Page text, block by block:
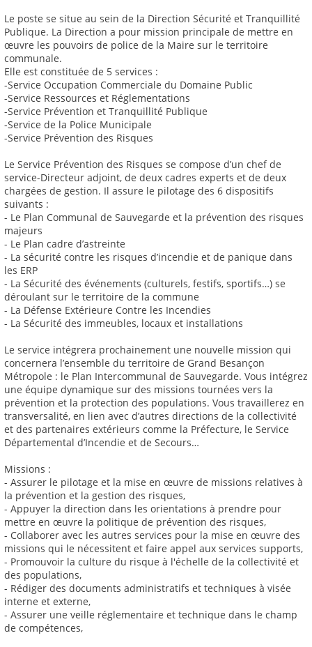
Le poste se situe au sein de la Direction Sécurité et Tranquillité
Publique. La Direction a pour mission principale de mettre en
œuvre les pouvoirs de police de la Maire sur le territoire
communale.
Elle est constituée de 5 services :
-Service Occupation Commerciale du Domaine Public
-Service Ressources et Réglementations
-Service Prévention et Tranquillité Publique
-Service de la Police Municipale
-Service Prévention des Risques
Le Service Prévention des Risques se compose d’un chef de
service-Directeur adjoint, de deux cadres experts et de deux
chargées de gestion. Il assure le pilotage des 6 dispositifs
suivants :
- Le Plan Communal de Sauvegarde et la prévention des risques
majeurs
- Le Plan cadre d’astreinte
- La sécurité contre les risques d’incendie et de panique dans
les ERP
- La Sécurité des événements (culturels, festifs, sportifs…) se
déroulant sur le territoire de la commune
- La Défense Extérieure Contre les Incendies
- La Sécurité des immeubles, locaux et installations
Le service intégrera prochainement une nouvelle mission qui
concernera l’ensemble du territoire de Grand Besançon
Métropole : le Plan Intercommunal de Sauvegarde. Vous intégrez
une équipe dynamique sur des missions tournées vers la
prévention et la protection des populations. Vous travaillerez en
transversalité, en lien avec d’autres directions de la collectivité
et des partenaires extérieurs comme la Préfecture, le Service
Départemental d’Incendie et de Secours…
Missions :
- Assurer le pilotage et la mise en œuvre de missions relatives à
la prévention et la gestion des risques,
- Appuyer la direction dans les orientations à prendre pour
mettre en œuvre la politique de prévention des risques,
- Collaborer avec les autres services pour la mise en œuvre des
missions qui le nécessitent et faire appel aux services supports,
- Promouvoir la culture du risque à l'échelle de la collectivité et
des populations,
- Rédiger des documents administratifs et techniques à visée
interne et externe,
- Assurer une veille réglementaire et technique dans le champ
de compétences,